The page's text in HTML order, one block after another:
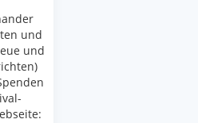
und
und